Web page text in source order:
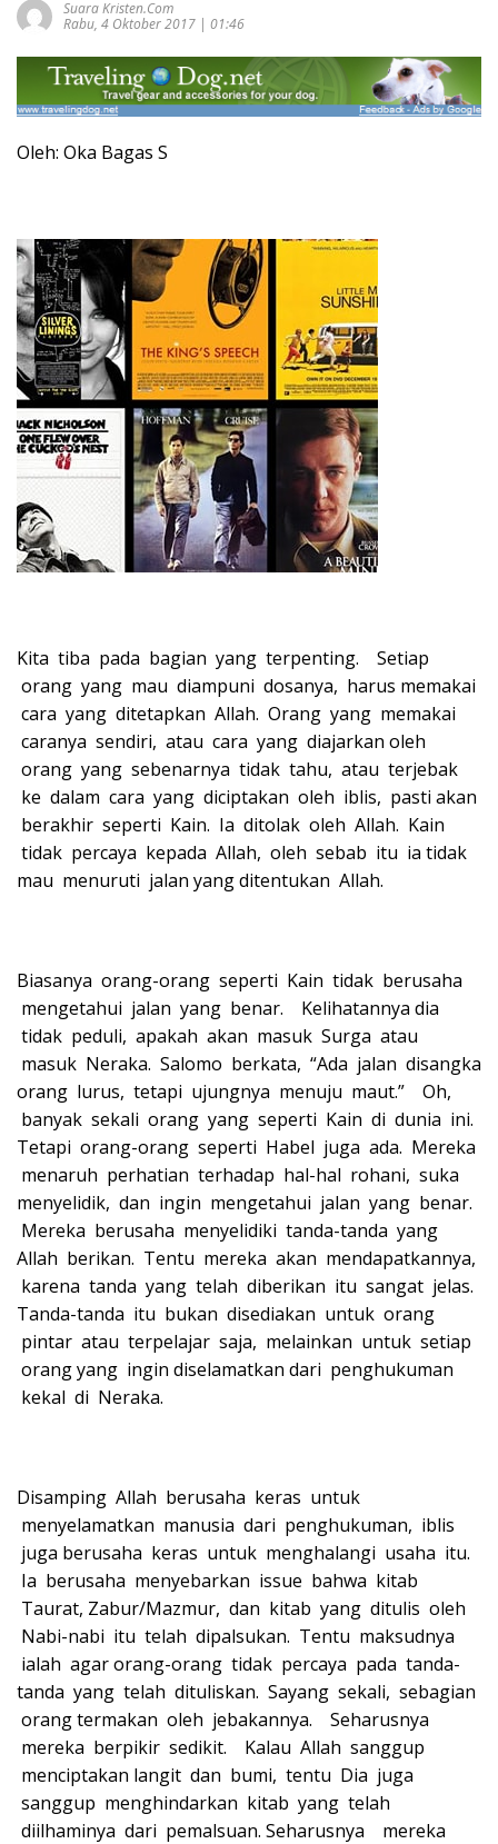
Suara Kristen.com
Rabu, 4 Oktober 2017 | 01:46
Oleh: Oka Bagas S
Kita tiba pada bagian yang terpenting. Setiap
orang yang mau diampuni dosanya, harus memakai
cara yang ditetapkan Allah. Orang yang memakai
caranya sendiri, atau cara yang diajarkan oleh
orang yang sebenarnya tidak tahu, atau terjebak
ke dalam cara yang diciptakan oleh iblis, pasti akan
berakhir seperti Kain. Ia ditolak oleh Allah. Kain
tidak percaya kepada Allah, oleh sebab itu ia tidak
mau menuruti jalan yang ditentukan Allah.
Biasanya orang-orang seperti Kain tidak berusaha
mengetahui jalan yang benar. Kelihatannya dia
tidak peduli, apakah akan masuk Surga atau
masuk Neraka. Salomo berkata, “Ada jalan disangka
orang lurus, tetapi ujungnya menuju maut.” Oh,
banyak sekali orang yang seperti Kain di dunia ini.
Tetapi orang-orang seperti Habel juga ada. Mereka
menaruh perhatian terhadap hal-hal rohani, suka
menyelidik, dan ingin mengetahui jalan yang benar.
Mereka berusaha menyelidiki tanda-tanda yang
Allah berikan. Tentu mereka akan mendapatkannya,
karena tanda yang telah diberikan itu sangat jelas.
Tanda-tanda itu bukan disediakan untuk orang
pintar atau terpelajar saja, melainkan untuk setiap
orang yang ingin diselamatkan dari penghukuman
kekal di Neraka.
Disamping Allah berusaha keras untuk
menyelamatkan manusia dari penghukuman, iblis
juga berusaha keras untuk menghalangi usaha itu.
Ia berusaha menyebarkan issue bahwa kitab
Taurat, Zabur/Mazmur, dan kitab yang ditulis oleh
Nabi-nabi itu telah dipalsukan. Tentu maksudnya
ialah agar orang-orang tidak percaya pada tanda-
tanda yang telah dituliskan. Sayang sekali, sebagian
orang termakan oleh jebakannya. Seharusnya
mereka berpikir sedikit. Kalau Allah sanggup
menciptakan langit dan bumi, tentu Dia juga
sanggup menghindarkan kitab yang telah
diilhaminya dari pemalsuan. Seharusnya mereka